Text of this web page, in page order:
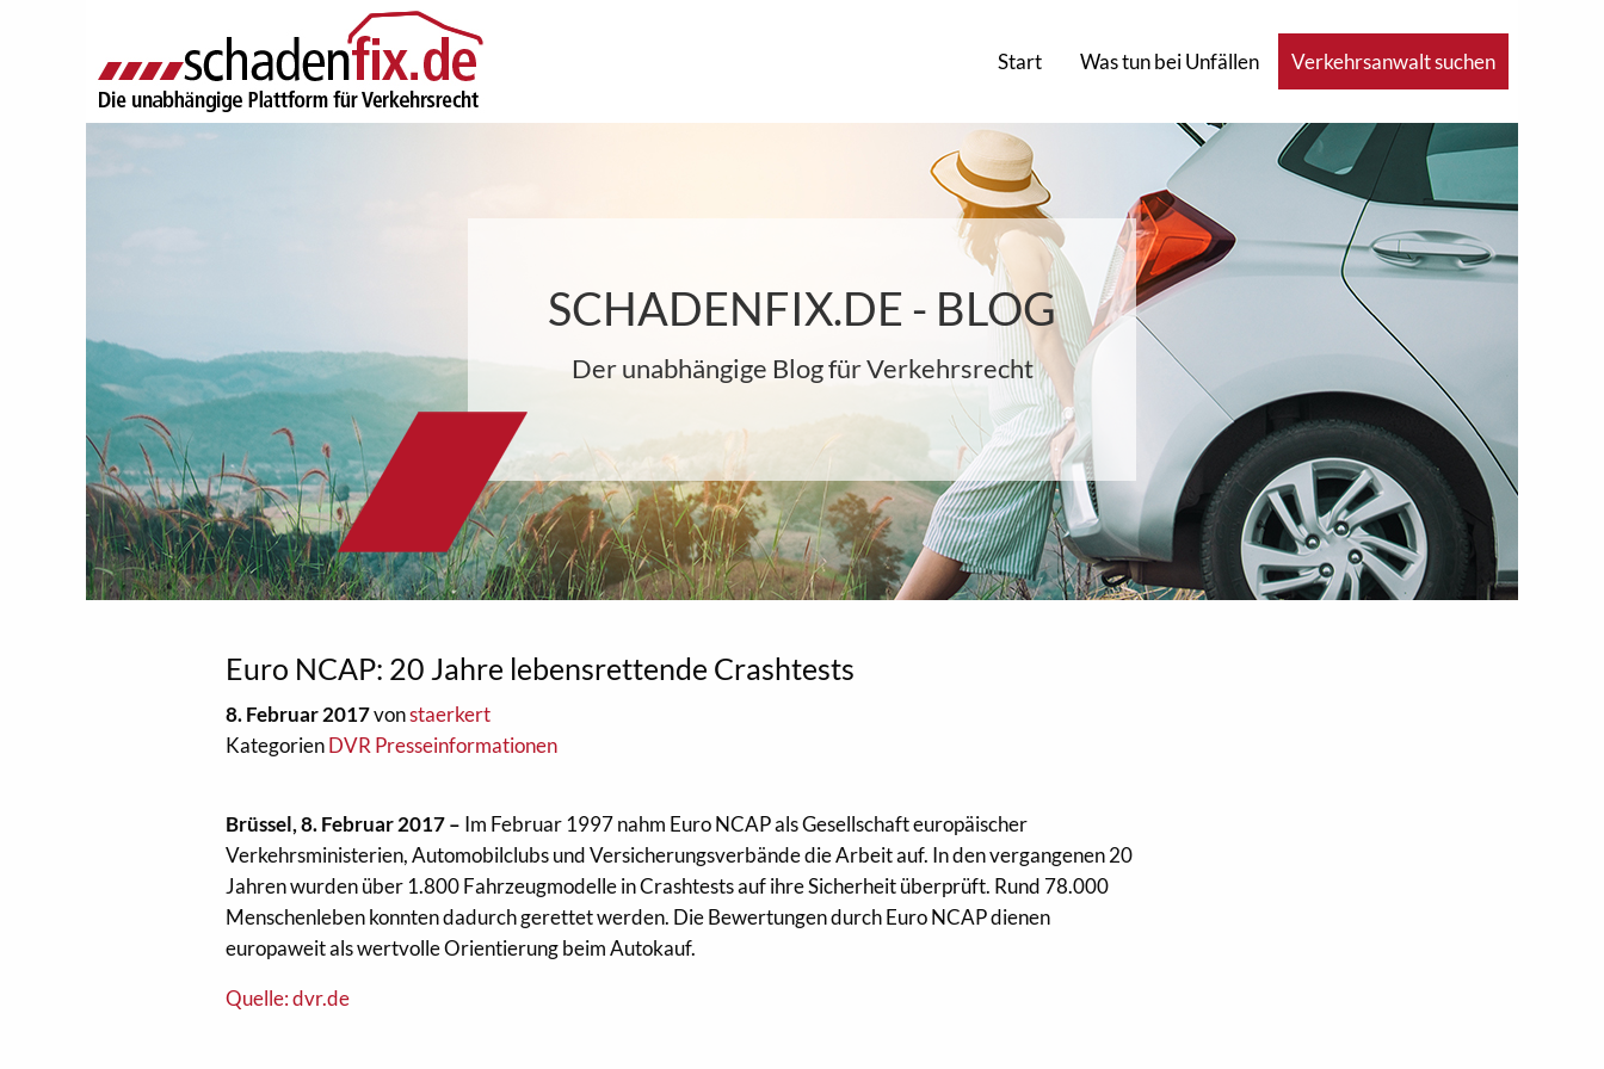
Start Was tun bei Unfällen Verkehrsanwalt suchen
SCHADENFIX.DE - BLOG
Der unabhängige Blog für Verkehrsrecht
Euro NCAP: 20 Jahre lebensrettende Crashtests
8. Februar 2017vonstaerkert
KategorienDVR Presseinformationen
Brüssel, 8. Februar 2017 – Im Februar 1997 nahm Euro NCAP als Gesellschaft europäischer
Verkehrsministerien, Automobilclubs und Versicherungsverbände die Arbeit auf. In den vergangenen 20
Jahren wurden über 1.800 Fahrzeugmodelle in Crashtests auf ihre Sicherheit überprüft. Rund 78.000
Menschenleben konnten dadurch gerettet werden. Die Bewertungen durch Euro NCAP dienen
europaweit als wertvolle Orientierung beim Autokauf.
Quelle: dvr.de